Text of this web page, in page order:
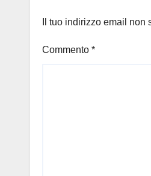
Il tuo indirizzo email non
Commento *